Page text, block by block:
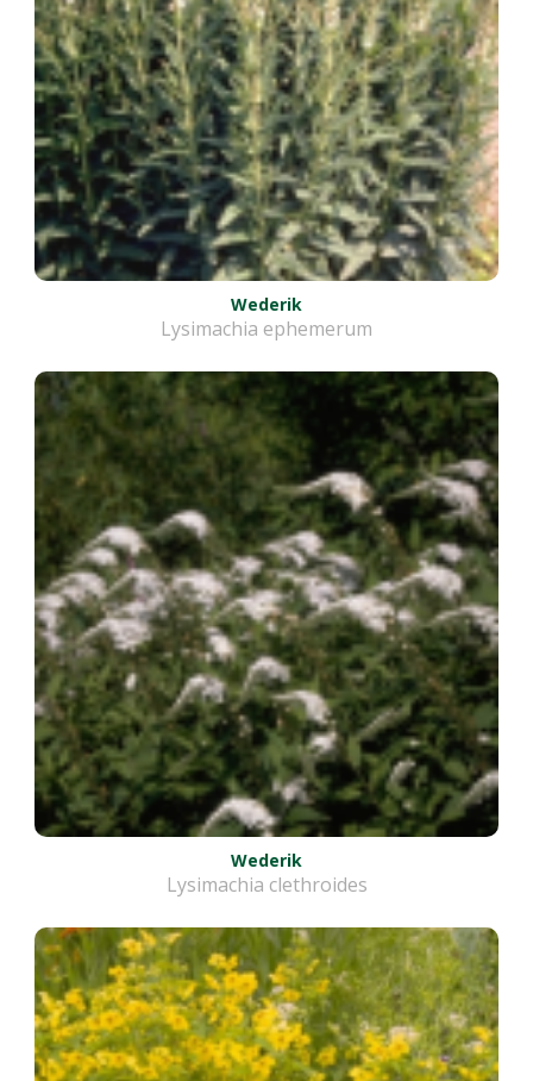
Wederik
Lysimachia ephemerum
Wederik
Lysimachia clethroides